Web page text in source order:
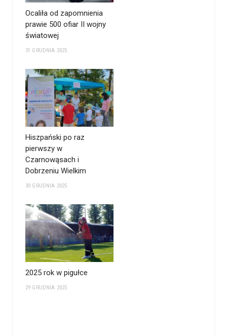
Ocaliła od zapomnienia
prawie 500 ofiar II wojny
światowej
31 GRUDNIA 2025
Hiszpański po raz
pierwszy w
Czarnowąsach i
Dobrzeniu Wielkim
30 GRUDNIA 2025
2025 rok w pigułce
29 GRUDNIA 2025